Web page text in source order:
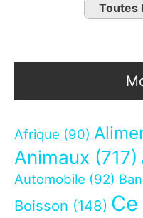
Toutes
Afrique (90)
Animaux (717)
Automobile (92)
Boisson (148)